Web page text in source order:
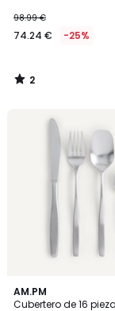
98.99 €
74.24 € -25%
2
/
AM.PM
Cubertero de 16